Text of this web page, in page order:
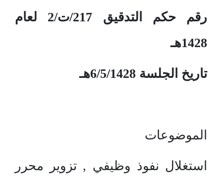
رقم حكم التدقيق 217/ت/2 لعام
1428هـ
تاريخ الجلسة 6/5/1428هـ
الموضوعات
استغلال نفوذ وظيفي , تزوير محرر